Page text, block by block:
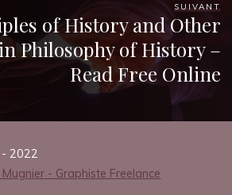
SUIVANT
of History and Other
Philosophy of History –
Read Free Online
2022
- Graphiste Freelance